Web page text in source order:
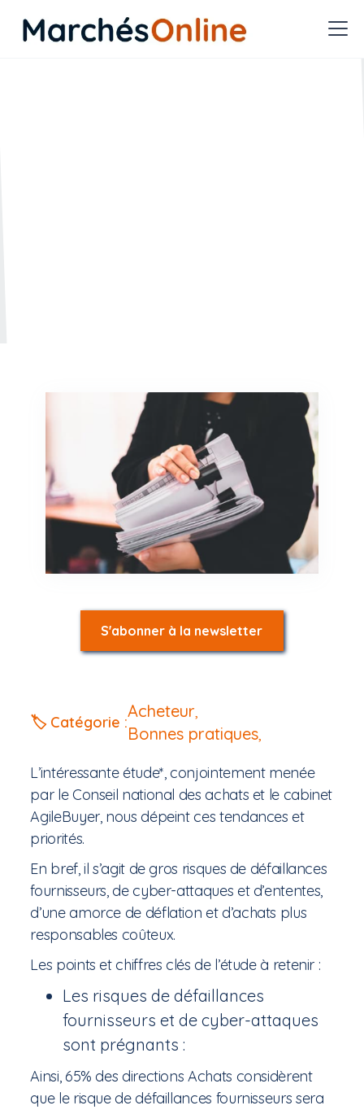
🏷️ Catégorie :
Acheteur,
Bonnes pratiques,
L’intéressante étude*, conjointement menée
par le Conseil national des achats et le cabinet
AgileBuyer, nous dépeint ces tendances et
priorités.
En bref, il s’agit de gros risques de défaillances
fournisseurs, de cyber-attaques et d’ententes,
d’une amorce de déflation et d’achats plus
responsables coûteux.
Les points et chiffres clés de l’étude à retenir :
Les risques de défaillances
fournisseurs et de cyber-attaques
sont prégnants :
Ainsi, 65% des directions Achats considèrent
que le risque de défaillances fournisseurs sera
S'abonner à la newsletter